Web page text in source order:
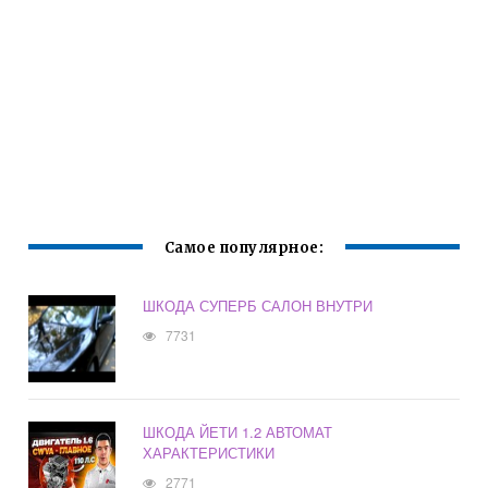
Самое популярное:
ШКОДА СУПЕРБ САЛОН ВНУТРИ
7731
ШКОДА ЙЕТИ 1.2 АВТОМАТ
ХАРАКТЕРИСТИКИ
2771